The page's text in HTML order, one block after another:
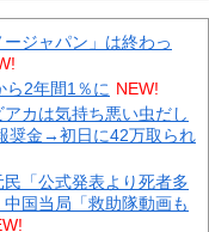
と小さかった NEW!
終わり！セロトニン優
〜〜！！ドパドパド
買いに行くか」店員「ほ
？」←お前らもそう思
ん（63歳）、最新の松
とネット騒然！
ジャパン」は終わっ
ら2年間1％に NEW!
カは気持ち悪い虫だし
奨金→初日に42万取られ
「公式発表より死者多
国当局「救助隊動画も